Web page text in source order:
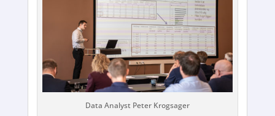
Data Analyst Peter Krogsager